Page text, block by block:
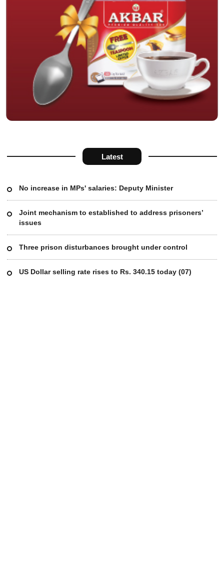
Latest
No increase in MPs' salaries: Deputy Minister
Joint mechanism to established to address prisoners’
issues
Three prison disturbances brought under control
US Dollar selling rate rises to Rs. 340.15 today (07)